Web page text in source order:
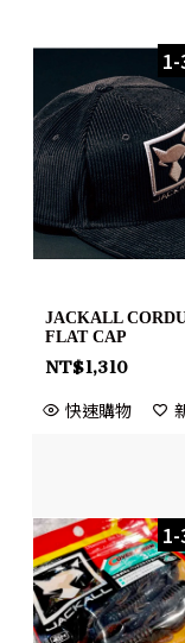
JACKALL
FLAT CAP
NT$1,310
快速購物